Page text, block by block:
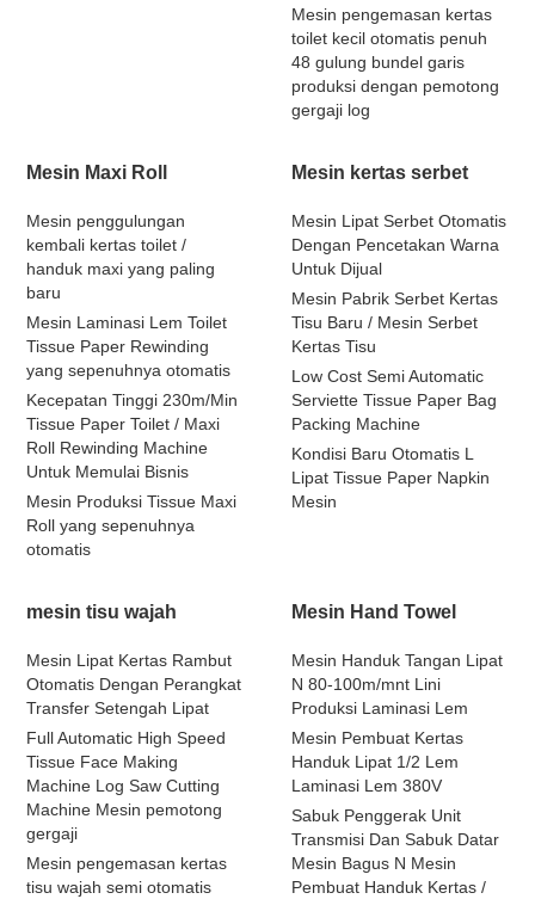
Mesin pengemasan kertas
toilet kecil otomatis penuh
48 gulung bundel garis
produksi dengan pemotong
gergaji log
Mesin Maxi Roll
Mesin penggulungan
kembali kertas toilet /
handuk maxi yang paling
baru
Mesin Laminasi Lem Toilet
Tissue Paper Rewinding
yang sepenuhnya otomatis
Kecepatan Tinggi 230m/Min
Tissue Paper Toilet / Maxi
Roll Rewinding Machine
Untuk Memulai Bisnis
Mesin Produksi Tissue Maxi
Roll yang sepenuhnya
otomatis
Mesin kertas serbet
Mesin Lipat Serbet Otomatis
Dengan Pencetakan Warna
Untuk Dijual
Mesin Pabrik Serbet Kertas
Tisu Baru / Mesin Serbet
Kertas Tisu
Low Cost Semi Automatic
Serviette Tissue Paper Bag
Packing Machine
Kondisi Baru Otomatis L
Lipat Tissue Paper Napkin
Mesin
mesin tisu wajah
Mesin Lipat Kertas Rambut
Otomatis Dengan Perangkat
Transfer Setengah Lipat
Full Automatic High Speed
Tissue Face Making
Machine Log Saw Cutting
Machine Mesin pemotong
gergaji
Mesin pengemasan kertas
tisu wajah semi otomatis
Mesin Hand Towel
Mesin Handuk Tangan Lipat
N 80-100m/mnt Lini
Produksi Laminasi Lem
Mesin Pembuat Kertas
Handuk Lipat 1/2 Lem
Laminasi Lem 380V
Sabuk Penggerak Unit
Transmisi Dan Sabuk Datar
Mesin Bagus N Mesin
Pembuat Handuk Kertas /